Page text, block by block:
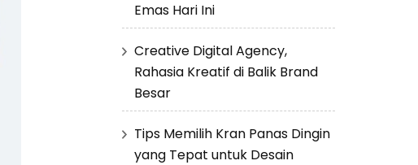
Emas Hari Ini
Creative Digital Agency,
Rahasia Kreatif di Balik Brand
Besar
Tips Memilih Kran Panas Dingin
yang Tepat untuk Desain